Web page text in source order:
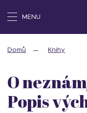
MENU
Domů Knihy
O
Popis